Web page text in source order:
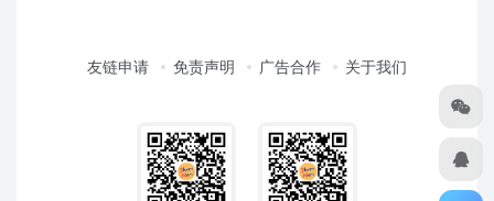
友链申请 免责声明 广告合作 关于我们